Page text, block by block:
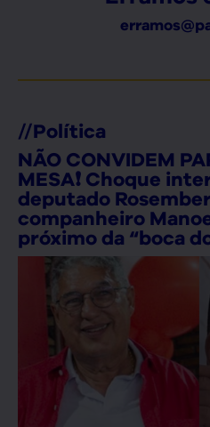
//Política
NÃO CONVIDEM
MESA❗ Choque
deputado
companheiro
próximo da “boca